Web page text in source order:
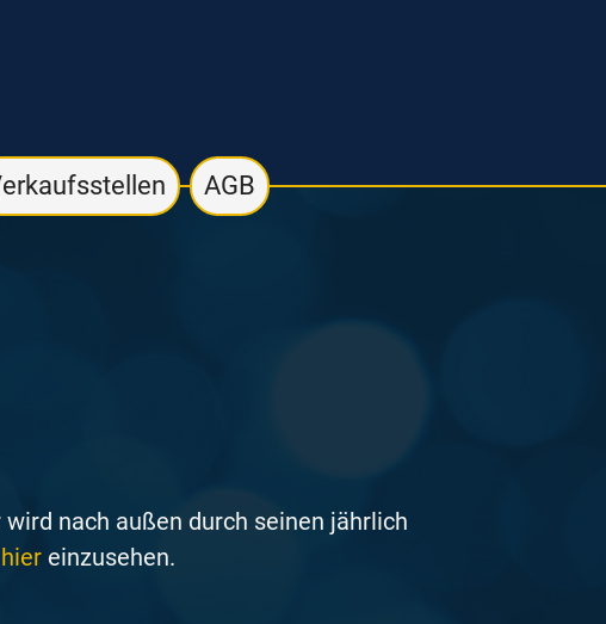
AGB
nach außen durch seinen jährlich
hier einzusehen.